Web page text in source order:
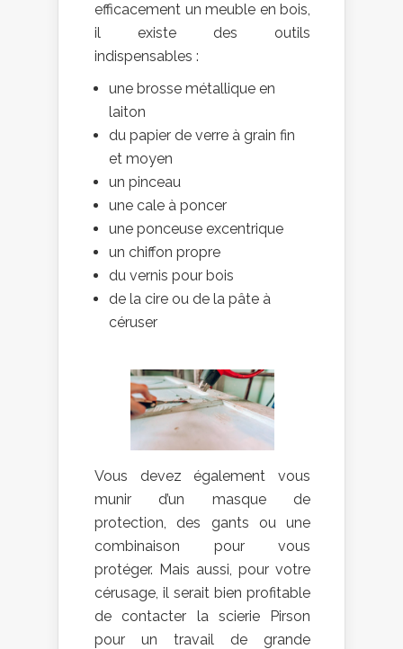
efficacement un meuble en bois,
il existe des outils
indispensables :
une brosse métallique en
laiton
du papier de verre à grain fin
et moyen
un pinceau
une cale à poncer
une ponceuse excentrique
un chiffon propre
du vernis pour bois
de la cire ou de la pâte à
céruser
Vous devez également vous
munir d’un masque de
protection, des gants ou une
combinaison pour vous
protéger. Mais aussi, pour votre
cérusage, il serait bien profitable
de contacter la scierie Pirson
pour un travail de grande